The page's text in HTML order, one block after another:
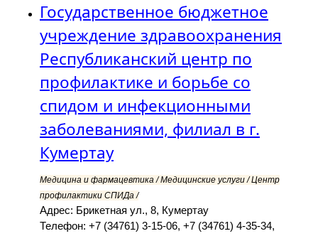
Государственное бюджетное
учреждение здравоохранения
Республиканский центр по
профилактике и борьбе со
спидом и инфекционными
заболеваниями, филиал в г.
Кумертау
Медицина и фармацевтика / Медицинские услуги / Центр
профилактики СПИДа /
Адрес: Брикетная ул., 8, Кумертау
Телефон: +7 (34761) 3-15-06, +7 (34761) 4-35-34,